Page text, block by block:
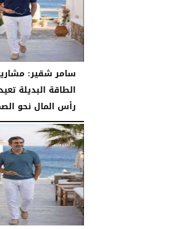
سامر شقير:
الطاقة البديلة
رأس المال نحو
السبت، 25 يوليو 2026 04:03 مـ